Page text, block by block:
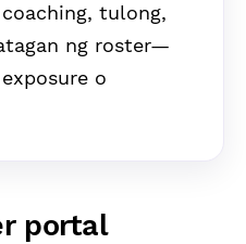
tulong,
ng roster—
o
portal